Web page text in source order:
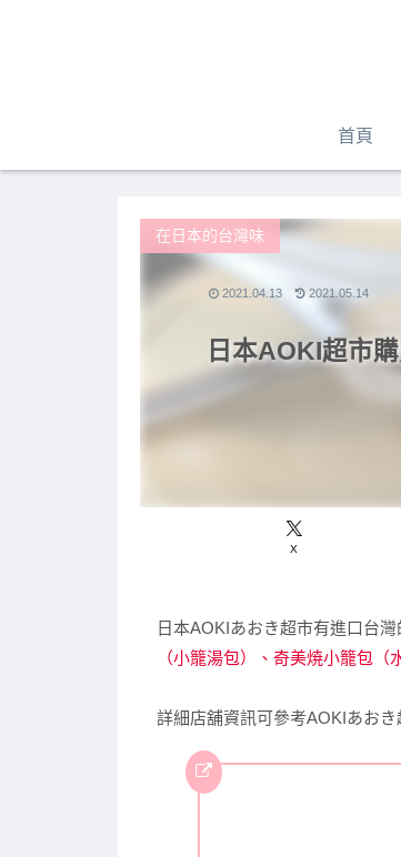
首頁
日本AOKI超市
在日本的台灣味
X
2021.04.13 2021.05.14
日本AOKIあおき超市有進口台灣
（小籠湯包）、奇美焼小籠包（
詳細店舖資訊可參考AOKIあおき